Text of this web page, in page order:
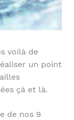
voilà de
un point
çà et là.
de nos 9